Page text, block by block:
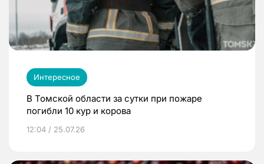
Интересное
В Томской области за сутки при пожаре
погибли 10 кур и корова
12:04 / 25.07.26